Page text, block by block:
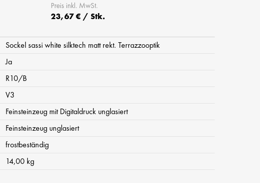
Preis inkl. MwSt.
23,67 € / Stk.
Sockel sassi white silktech matt rekt. Terrazzooptik
Ja
R10/B
V3
Feinsteinzeug mit Digitaldruck unglasiert
Feinsteinzeug unglasiert
frostbeständig
14,00 kg